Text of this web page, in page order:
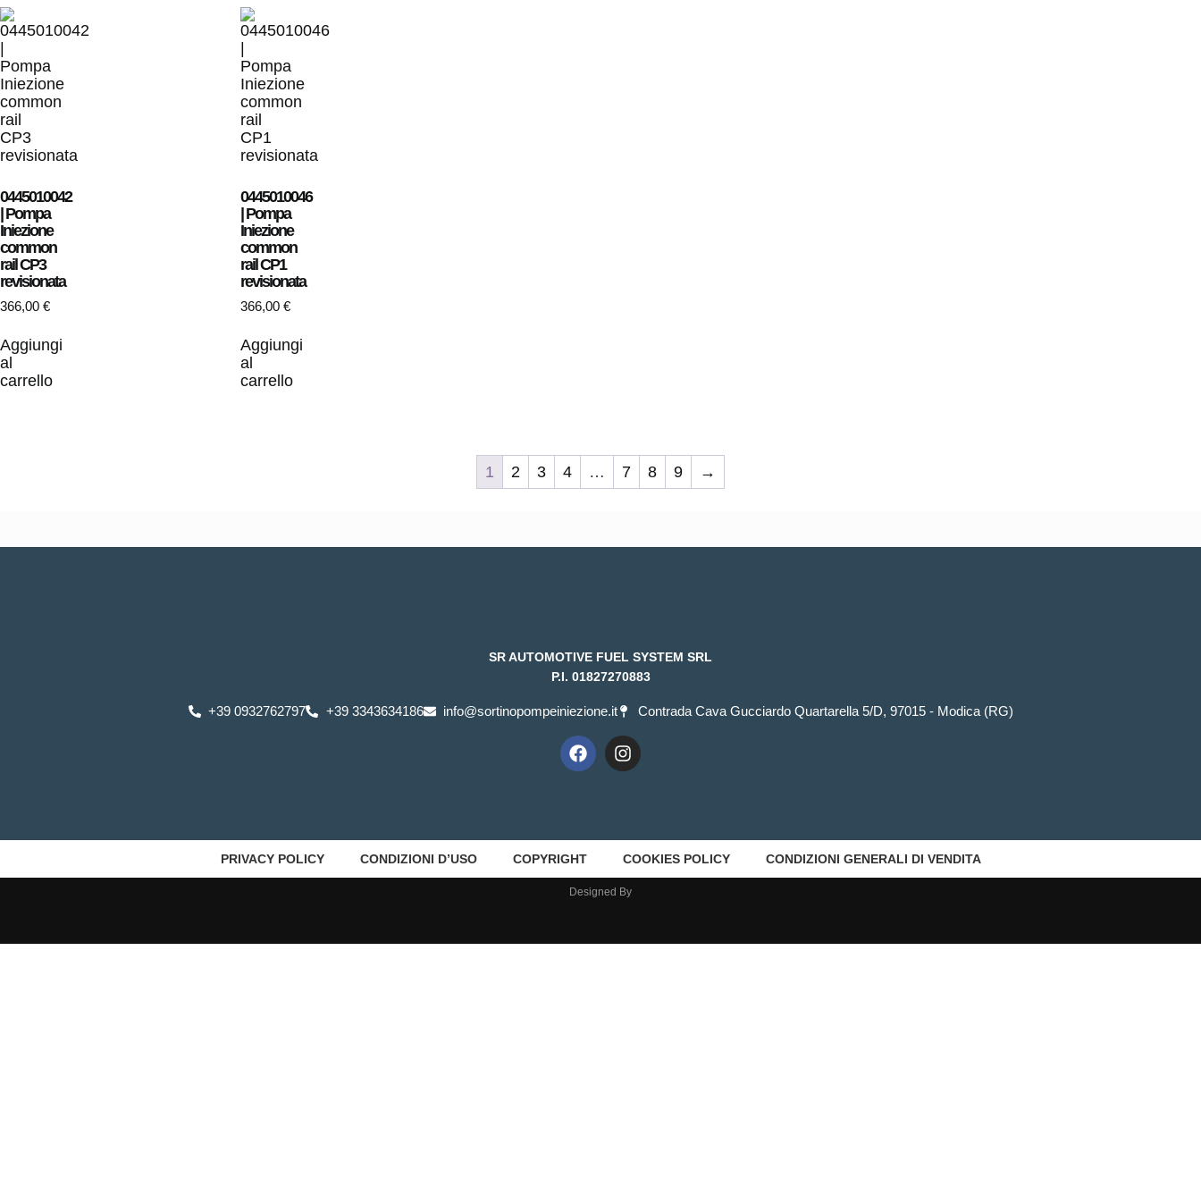
0445010042
| Pompa
Iniezione
common
rail CP3
revisionata
366,00 €
Aggiungi
al
carrello
0445010046
| Pompa
Iniezione
common
rail CP1
revisionata
366,00 €
Aggiungi
al
carrello
1 2 3 4 … 7 8 9 →
SR AUTOMOTIVE FUEL SYSTEM SRL
P.I. 01827270883
+39 0932762797 +39 3343634186 info@sortinopompeiniezione.it Contrada Cava Gucciardo Quartarella 5/D, 97015 - Modica (RG)
PRIVACY POLICY CONDIZIONI D’USO COPYRIGHT COOKIES POLICY CONDIZIONI GENERALI DI VENDITA
Designed By